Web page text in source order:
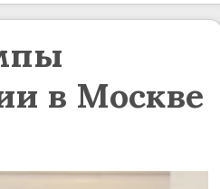
в Москве